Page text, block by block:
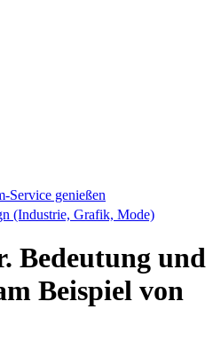
Service genießen
(Industrie, Grafik, Mode)
Bedeutung und
Beispiel von